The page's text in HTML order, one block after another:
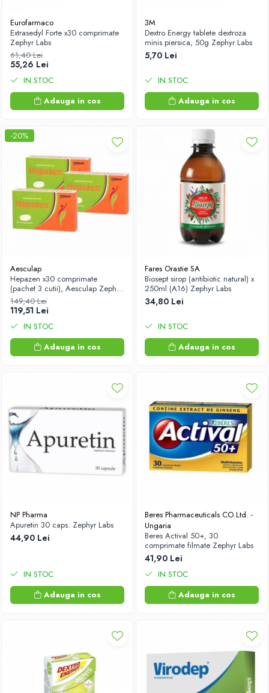
Altele-Suplimente alimentare
Eurofarmaco
Extrasedyl Forte x30 comprimate
Zephyr Labs
61,40 Lei
55,26 Lei
IN STOC
Adauga in cos
3M
Dextro Energy tablete dextroza
minis piersica, 50g Zephyr Labs
5,70 Lei
IN STOC
Adauga in cos
-20%
Aesculap
Hepazen x30 comprimate
(pachet 3 cutii), Aesculap Zephyr
Labs
149,40 Lei
119,51 Lei
IN STOC
Adauga in cos
Fares Orastie SA
Biosept sirop (antibiotic natural) x
250ml (A16) Zephyr Labs
34,80 Lei
IN STOC
Adauga in cos
NP Pharma
Apuretin 30 caps. Zephyr Labs
44,90 Lei
IN STOC
Adauga in cos
Beres Pharmaceuticals CO.Ltd. -
Ungaria
Beres Actival 50+, 30
comprimate filmate Zephyr Labs
41,90 Lei
IN STOC
Adauga in cos